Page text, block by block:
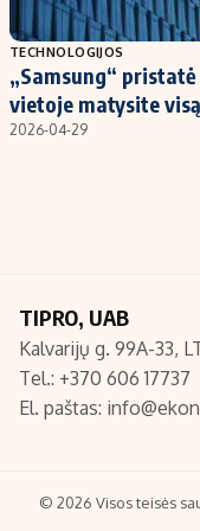
Populiarios temos
Investavimas
Akcijų rinka
Redakcija
Turinio žymėjimo
TECHNOLOGIJOS
„Samsung“
vietoje matysite
2026-04-29
TIPRO, UAB
Kalvarijų g. 99A-33,
Tel.: +370 606 17737
El. paštas:
© 2026 Visos teisės